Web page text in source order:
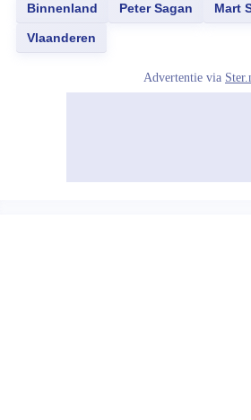
Binnenland
Peter Sagan Mart
Vlaanderen
Advertentie via